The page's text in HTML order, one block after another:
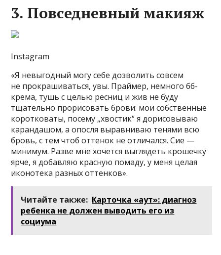
3. Повседневный макияж
Instagram
«Я невыгодный могу себе дозволить совсем
не прокрашиваться, увы. Праймер, немного бб-
крема, тушь с целью ресниц и жив не буду
тщательно прорисовать брови: мои собственные
коротковаты, посему „хвостик“ я дорисовываю
карандашом, а опосля выравниваю тенями всю
бровь, с тем чтоб оттенок не отличался. Сие —
минимум. Разве мне хочется выглядеть крошечку
ярче, я добавляю красную помаду, у меня целая
иконотека разных оттенков».
Читайте также: Карточка «аут»: диагноз
ребенка не должен выводить его из
социума